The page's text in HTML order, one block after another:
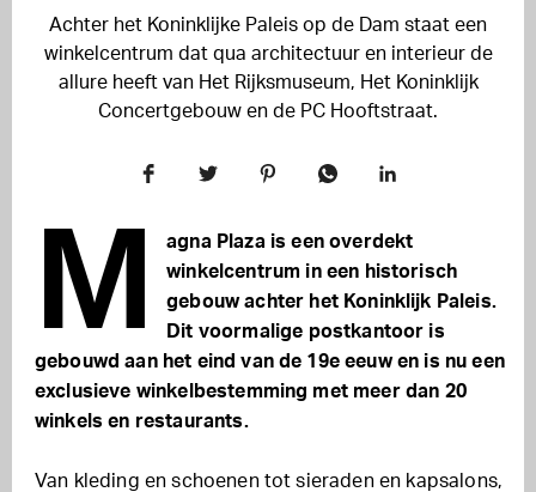
Achter het Koninklijke Paleis op de Dam staat een
winkelcentrum dat qua architectuur en interieur de
allure heeft van Het Rijksmuseum, Het Koninklijk
Concertgebouw en de PC Hooftstraat.
M
agna Plaza is een overdekt
winkelcentrum in een historisch
gebouw achter het Koninklijk Paleis.
Dit voormalige postkantoor is
gebouwd aan het eind van de 19e eeuw en is nu een
exclusieve winkelbestemming met meer dan 20
winkels en restaurants.
Van kleding en schoenen tot sieraden en kapsalons,